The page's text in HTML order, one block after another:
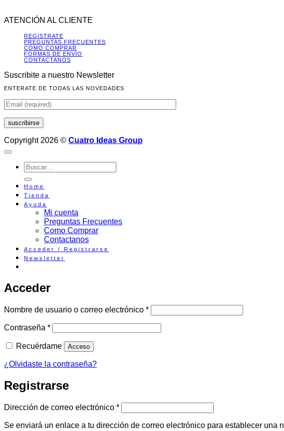
ATENCIÓN AL CLIENTE
REGISTRATE
PREGUNTAS FRECUENTES
COMO COMPRAR
FORMAS DE ENVÍO
CONTACTANOS
Suscribite a nuestro Newsletter
ENTERATE DE TODAS LAS NOVEDADES
Copyright 2026 © Cuatro Ideas Group
Buscar
por:
Home
Tienda
Ayuda
Mi cuenta
Preguntas Frecuentes
Como Comprar
Contactanos
Acceder / Registrarse
Newsletter
Acceder
Nombre de usuario o correo electrónico *Obligatorio
Contraseña *Obligatorio
Recuérdame Acceso
¿Olvidaste la contraseña?
Registrarse
Dirección de correo electrónico *Obligatorio
Se enviará un enlace a tu dirección de correo electrónico para establecer una